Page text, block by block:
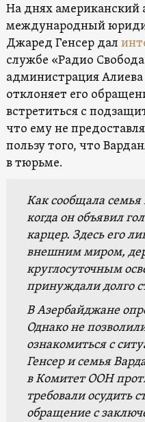
На днях американский
международный
Джаред Генсер дал
службе «Радио
администрация
отклоняет его
встретиться с
что ему не
пользу того, что
в тюрьме.
Как сообщала семья
когда он объявил
карцер. Здесь его
внешним миром,
круглосуточным
принуждали долго
В Азербайджане
Однако не
ознакомиться с
Генсер и семья
в Комитет ООН
требовали осудить
обращение с